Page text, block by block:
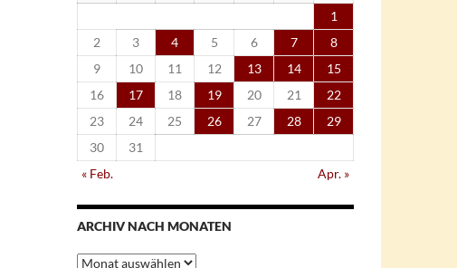
1
2
3 4 5 6 7
8
9
10 11 12 13 14
15
16
17 18 19 20 21
22
23
24 25 26 27 28
29
30
31
« Feb.
Apr. »
ARCHIV NACH MONATEN
Archiv